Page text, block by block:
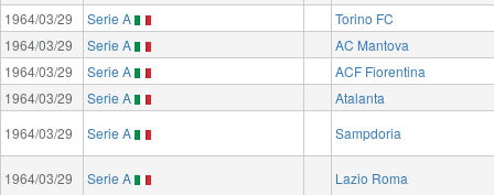
1964/03/29
Serie A
Torino FC
1964/03/29
Serie A
AC Mantova
1964/03/29
Serie A
ACF Fiorentina
1964/03/29
Serie A
Atalanta
1964/03/29
Serie A Sampdoria
1964/03/29 Serie A
Lazio Roma